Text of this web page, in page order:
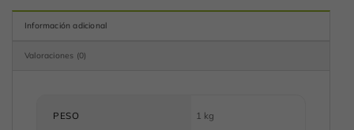
Información adicional
Valoraciones (0)
PESO 1 kg